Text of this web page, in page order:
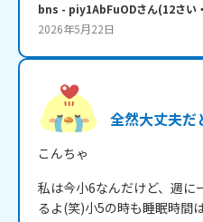
bns - piy1AbFuODさん(12さい・
2026年5月22日
全然大丈夫だ
こんちゃ
私は今小6なんだけど、週に
るよ(笑)小5の時も睡眠時間